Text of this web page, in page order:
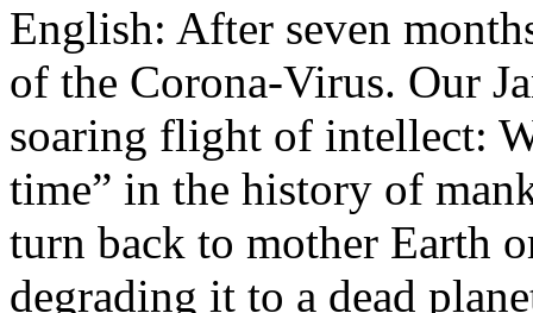
English: After seven
of the Corona-Virus. Our
soaring flight of intellect:
time” in the history of
turn back to mother Earth
degrading it to a dead